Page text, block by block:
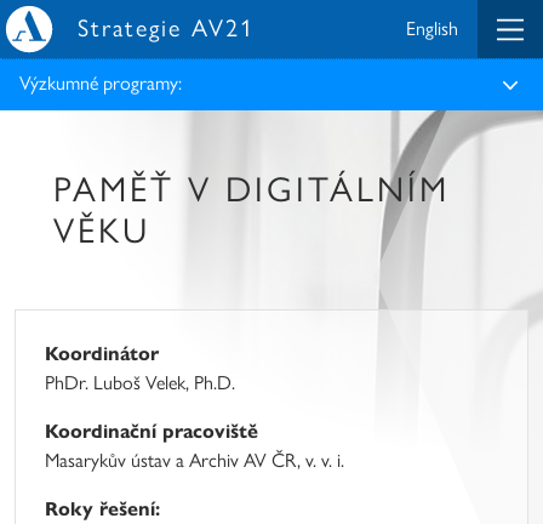
Strategie AV21 English
Výzkumné programy:
PAMĚŤ V DIGITÁLNÍM
VĚKU
Koordinátor
PhDr. Luboš Velek, Ph.D.
Koordinační pracoviště
Masarykův ústav a Archiv AV ČR, v. v. i.
Roky řešení: